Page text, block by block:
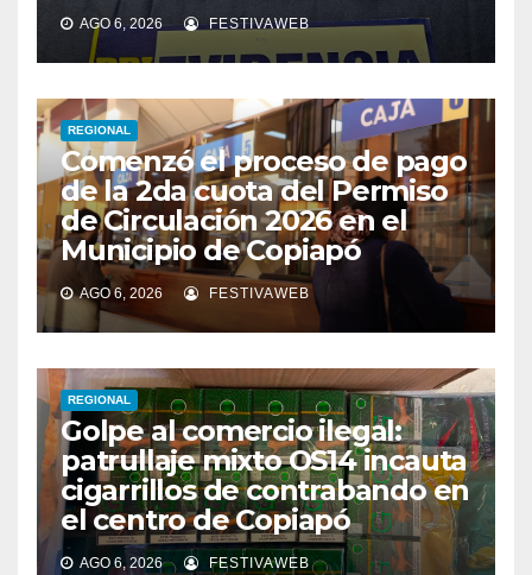
AGO 6, 2026 FESTIVAWEB
REGIONAL
Comenzó el proceso de pago
de la 2da cuota del Permiso
de Circulación 2026 en el
Municipio de Copiapó
AGO 6, 2026 FESTIVAWEB
REGIONAL
Golpe al comercio ilegal:
patrullaje mixto OS14 incauta
cigarrillos de contrabando en
el centro de Copiapó
AGO 6, 2026 FESTIVAWEB